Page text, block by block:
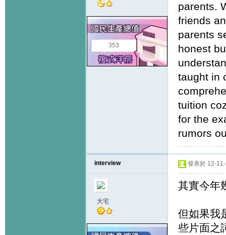
353
parents.
friends
parents
honest
taught in
tuition
for the
rumors
interview
大宅
發表於 12-
其實今年
但如果我
些片面之